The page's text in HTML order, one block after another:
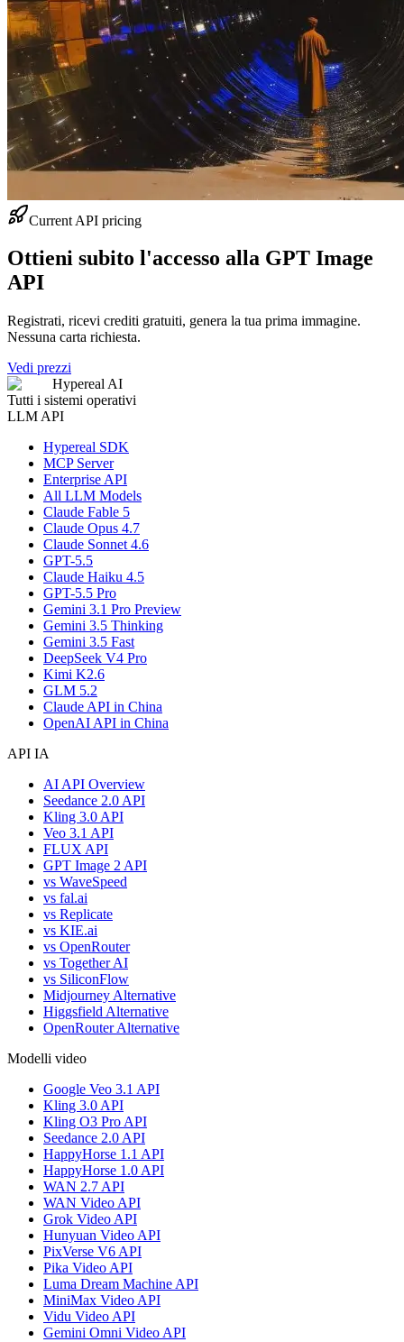
Current API pricing
Ottieni subito l'accesso alla GPT Image
API
Registrati, ricevi crediti gratuiti, genera la tua prima immagine.
Nessuna carta richiesta.
Vedi prezzi
Hypereal AI
Tutti i sistemi operativi
LLM API
Hypereal SDK
MCP Server
Enterprise API
All LLM Models
Claude Fable 5
Claude Opus 4.7
Claude Sonnet 4.6
GPT-5.5
Claude Haiku 4.5
GPT-5.5 Pro
Gemini 3.1 Pro Preview
Gemini 3.5 Thinking
Gemini 3.5 Fast
DeepSeek V4 Pro
Kimi K2.6
GLM 5.2
Claude API in China
OpenAI API in China
API IA
AI API Overview
Seedance 2.0 API
Kling 3.0 API
Veo 3.1 API
FLUX API
GPT Image 2 API
vs WaveSpeed
vs fal.ai
vs Replicate
vs KIE.ai
vs OpenRouter
vs Together AI
vs SiliconFlow
Midjourney Alternative
Higgsfield Alternative
OpenRouter Alternative
Modelli video
Google Veo 3.1 API
Kling 3.0 API
Kling O3 Pro API
Seedance 2.0 API
HappyHorse 1.1 API
HappyHorse 1.0 API
WAN 2.7 API
WAN Video API
Grok Video API
Hunyuan Video API
PixVerse V6 API
Pika Video API
Luma Dream Machine API
MiniMax Video API
Vidu Video API
Gemini Omni Video API